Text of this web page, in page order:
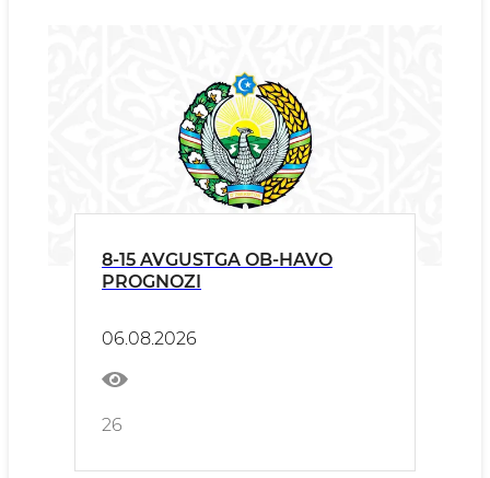
8-15 AVGUSTGA OB-HAVO
PROGNOZI
06.08.2026
26